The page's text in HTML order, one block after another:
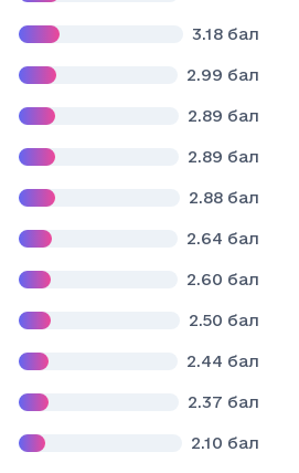
3.18 бал
2.99 бал
2.89 бал
2.89 бал
2.88 бал
2.64 бал
2.60 бал
2.50 бал
2.44 бал
2.37 бал
2.10 бал